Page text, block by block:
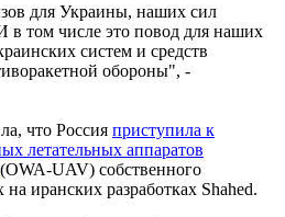
для Украины, наших сил
в том числе это повод для наших
систем и средств
обороны", -
что Россия приступила к
летательных аппаратов
(OWA-UAV) собственного
иранских разработках Shahed.